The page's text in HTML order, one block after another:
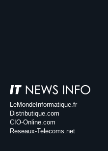
LeMondeInformatique.fr
Distributique.com
CIO-Online.com
Reseaux-Telecoms.net